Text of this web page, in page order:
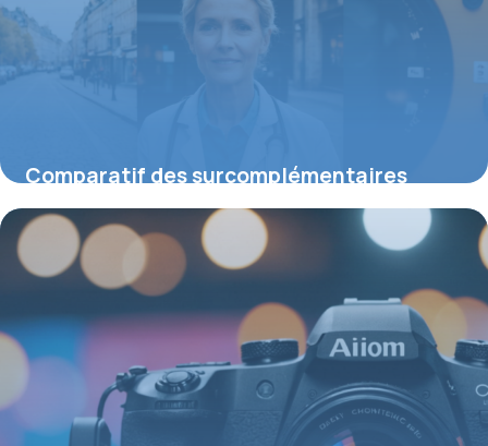
Comparatif des surcomplémentaires
santé : comment choisir la meilleure
protection adaptée à vos besoins
6 août 2026